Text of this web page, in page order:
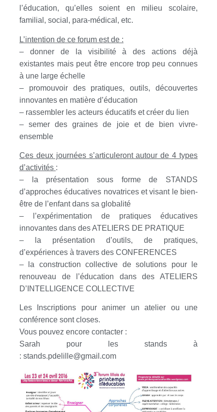
l’éducation, qu’elles soient en milieu scolaire,
familial, social, para-médical, etc.
L’intention de ce forum est de :
– donner de la visibilité à des actions déjà
existantes mais peut être encore trop peu connues
à une large échelle
– promouvoir des pratiques, outils, découvertes
innovantes en matière d’éducation
– rassembler les acteurs éducatifs et créer du lien
– semer des graines de joie et de bien vivre-
ensemble
Ces deux journées s’articuleront autour de 4 types
d’activités :
– la présentation sous forme de STANDS
d’approches éducatives novatrices et visant le bien-
être de l’enfant dans sa globalité
– l’expérimentation de pratiques éducatives
innovantes dans des ATELIERS DE PRATIQUE
– la présentation d’outils, de pratiques,
d’expériences à travers des CONFERENCES
– la construction collective de solutions pour le
renouveau de l’éducation dans des ATELIERS
D’INTELLIGENCE COLLECTIVE
Les Inscriptions pour animer un atelier ou une
conférence sont closes.
Vous pouvez encore contacter :
Sarah pour les stands à
: stands.pdelille@gmail.com